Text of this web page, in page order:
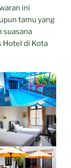
ini
tamu yang
suasana
Hotel di Kota